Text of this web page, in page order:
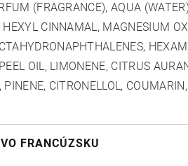
(FRAGRANCE), AQUA
HEXYL CINNAMAL, MAGNESIUM
OIL, LIMONENE, CITRUS
PINENE, CITRONELLOL,
FRANCÚZSKU